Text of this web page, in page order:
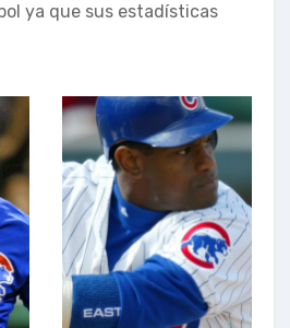
ya que sus estadísticas